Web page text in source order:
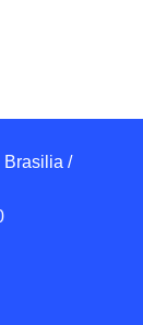
Brasilia /